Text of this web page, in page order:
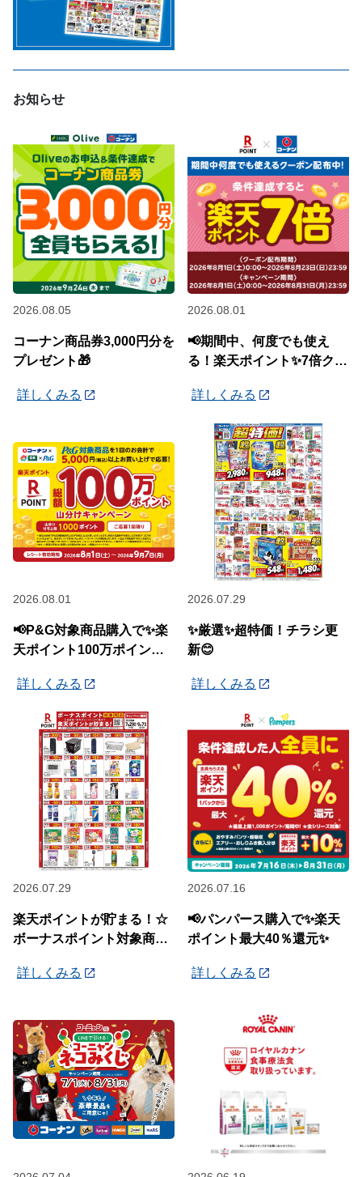
お知らせ
2026.08.05
コーナン商品券3,000円分を
プレゼント🎁
詳しくみる
2026.08.01
📢期間中、何度でも使え
る！楽天ポイント✨7倍クー
詳しくみる
2026.08.01
📢P&G対象商品購入で✨楽
天ポイント100万ポイント
詳しくみる
2026.07.29
✨厳選✨超特価！チラシ更
新😊
詳しくみる
2026.07.29
楽天ポイントが貯まる！☆
ボーナスポイント対象商品
詳しくみる
2026.07.16
📢パンパース購入で✨楽天
ポイント最大40％還元✨
詳しくみる